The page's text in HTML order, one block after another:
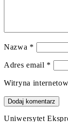
Nazwa *
Adres email *
Witryna
Uniwersytet